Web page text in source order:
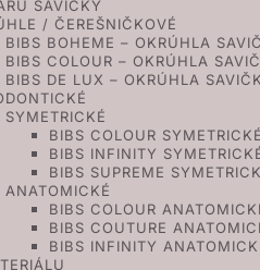
SAVIČKY
/ ČEREŠNIČKOVÉ
BIBS BOHEME – OKRÚHLA
BIBS COLOUR – OKRÚHLA
BIBS DE LUX – OKRÚHLA
SYMETRICKÉ
BIBS COLOUR SYMETRICKÉ
BIBS INFINITY
BIBS SUPREME
ANATOMICKÉ
BIBS COLOUR
BIBS COUTURE
BIBS INFINITY